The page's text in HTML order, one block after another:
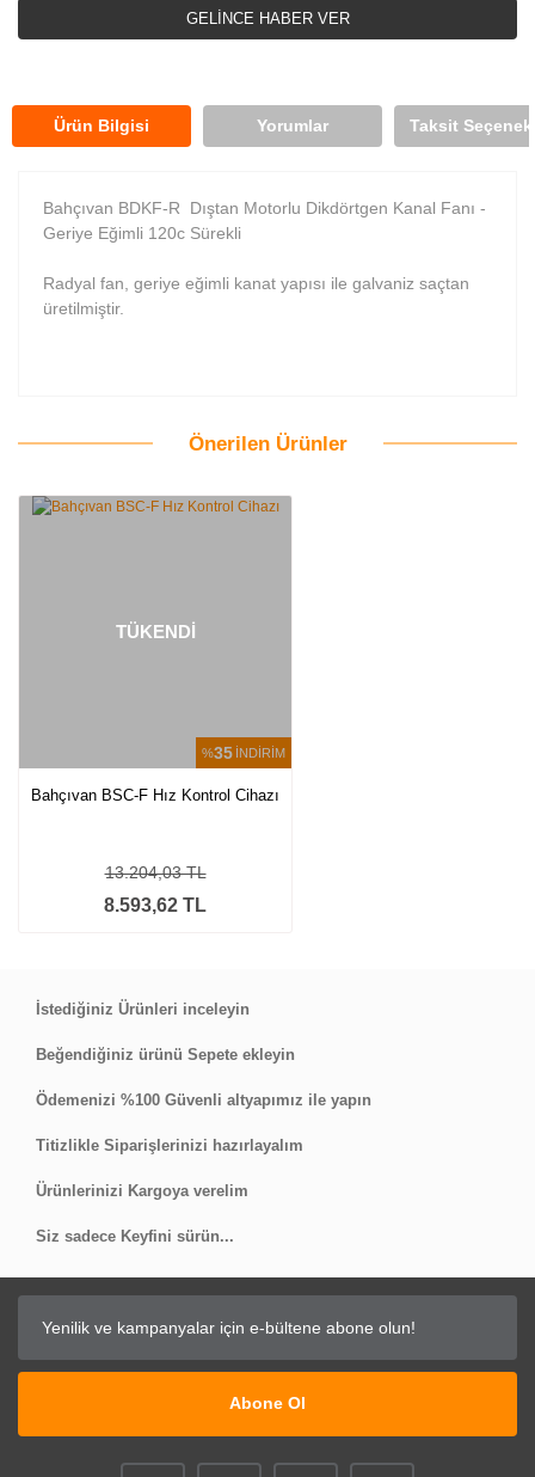
GELİNCE HABER VER
Ürün Bilgisi Yorumlar Taksit
Bahçıvan BDKF-R Dıştan Motorlu Dikdörtgen Kanal Fanı -
Geriye Eğimli 120c Sürekli
Radyal fan, geriye eğimli kanat yapısı ile galvaniz saçtan
üretilmiştir.
Önerilen Ürünler
%35 İNDİRİM
TÜKENDİ
Bahçıvan BSC-F Hız Kontrol Cihazı
8.593,62 TL
13.204,03 TL
İstediğiniz Ürünleri inceleyin
Beğendiğiniz ürünü Sepete ekleyin
Ödemenizi %100 Güvenli altyapımız ile yapın
Titizlikle Siparişlerinizi hazırlayalım
Ürünlerinizi Kargoya verelim
Siz sadece Keyfini sürün...
Abone Ol